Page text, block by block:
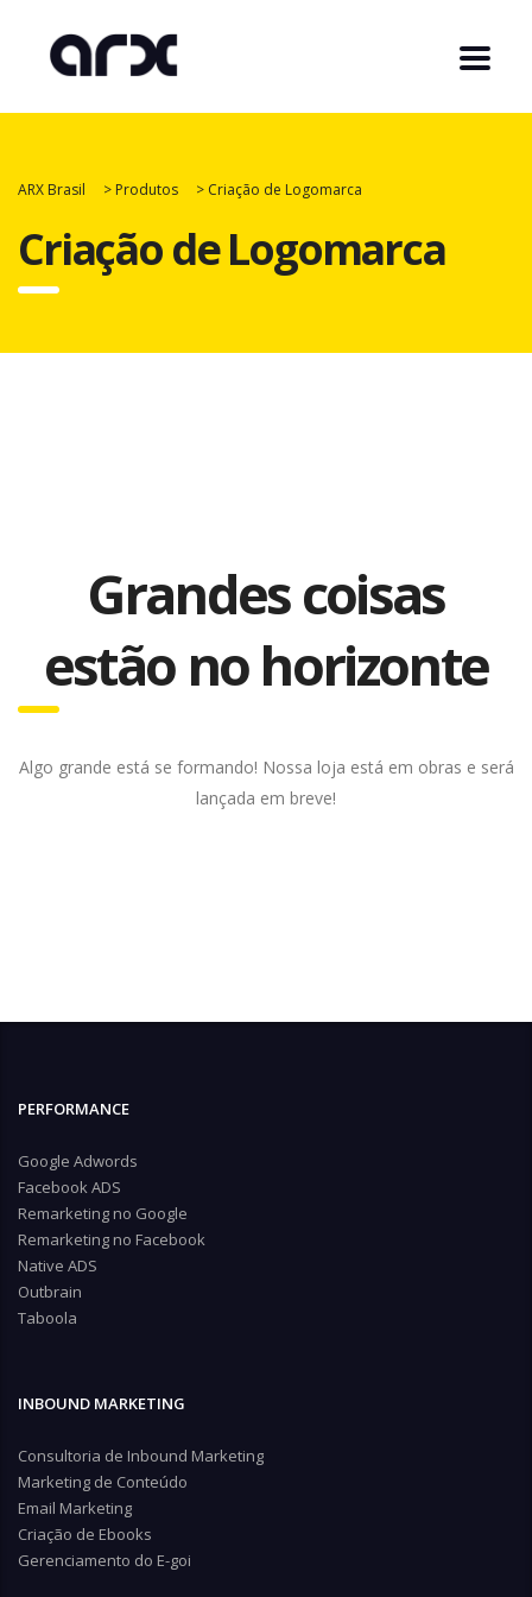
ARX Brasil > Produtos > Criação de Logomarca
Criação de Logomarca
Grandes coisas
estão no horizonte
Algo grande está se formando! Nossa loja está em obras e será
lançada em breve!
PERFORMANCE
Google Adwords
Facebook ADS
Remarketing no Google
Remarketing no Facebook
Native ADS
Outbrain
Taboola
INBOUND MARKETING
Consultoria de Inbound Marketing
Marketing de Conteúdo
Email Marketing
Criação de Ebooks
Gerenciamento do E-goi